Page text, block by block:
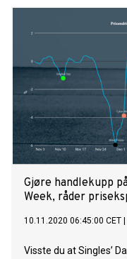
Gjøre handlekupp
Week, råder
10.11.2020 06:45:00 CET
Visste du at Singles’